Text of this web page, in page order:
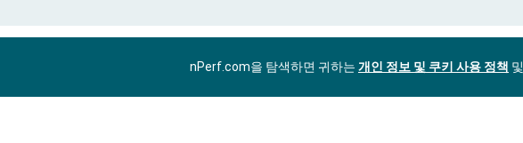
nPerf.com을 탐색하면 귀하는 개인 정보 및 쿠키 사용 정책